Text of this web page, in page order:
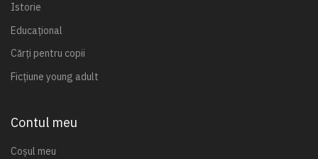
Istorie
Educațional
Cărți pentru copii
Ficțiune young adult
Contul meu
Coșul meu